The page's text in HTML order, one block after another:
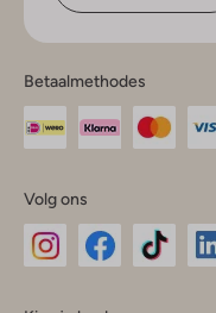
Betaalmethodes
Volg ons